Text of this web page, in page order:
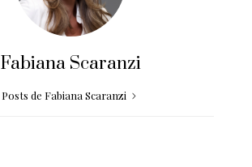
Fabiana Scaranzi
Posts de Fabiana Scaranzi